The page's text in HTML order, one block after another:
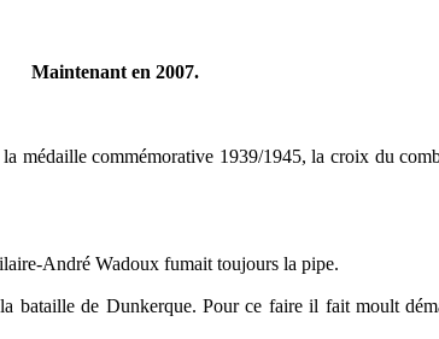
Maintenant en 2007.
commémorative 1939/1945, la croix du
André Wadoux fumait toujours la pipe.
de Dunkerque. Pour ce faire il fait moult